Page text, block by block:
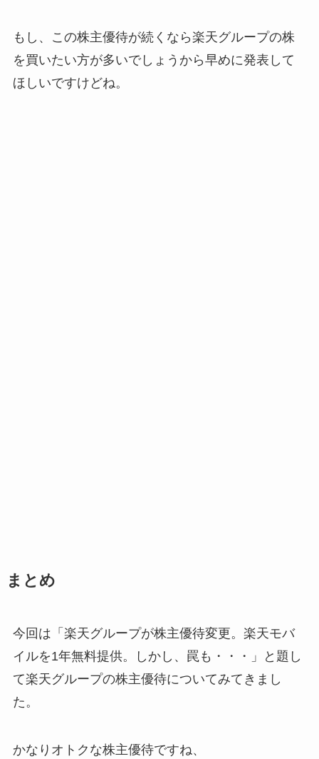
もし、この株主優待が続くなら楽天グループの株
を買いたい方が多いでしょうから早めに発表して
ほしいですけどね。
まとめ
今回は「楽天グループが株主優待変更。楽天モバ
イルを1年無料提供。しかし、罠も・・・」と題し
て楽天グループの株主優待についてみてきまし
た。
かなりオトクな株主優待ですね、